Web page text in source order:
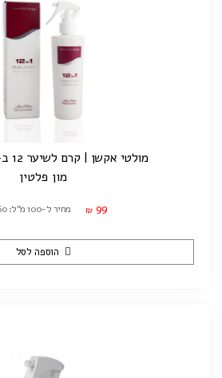
מולטי אקשן | קרם לשיער 12 ב-1 | 250 מ"ל
מון פלטין
₪ 99 מחיר ל-100 מ"ל: ₪39.60
הוספה לסל